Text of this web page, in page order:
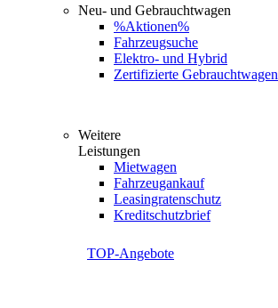
Neu- und Gebrauchtwagen
%Aktionen%
Fahrzeugsuche
Elektro- und Hybrid
Zertifizierte Gebrauchtwagen
Weitere
Leistungen
Mietwagen
Fahrzeugankauf
Leasingratenschutz
Kreditschutzbrief
TOP-Angebote